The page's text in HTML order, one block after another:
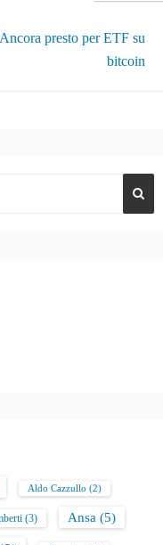
Ancora presto per ETF su
bitcoin
Aldo Cazzullo (2)
(3) Ansa (5)